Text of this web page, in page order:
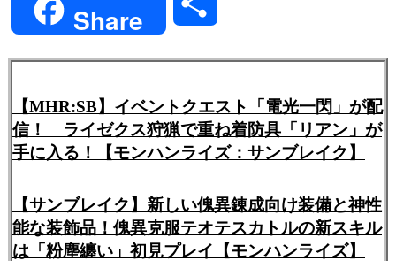
Share
【MHR:SB】イベントクエスト「電光一閃」が配
信！ ライゼクス狩猟で重ね着防具「リアン」が
手に入る！【モンハンライズ：サンブレイク】
【サンブレイク】新しい傀異錬成向け装備と神性
能な装飾品！傀異克服テオテスカトルの新スキル
は「粉塵纏い」初見プレイ【モンハンライズ】